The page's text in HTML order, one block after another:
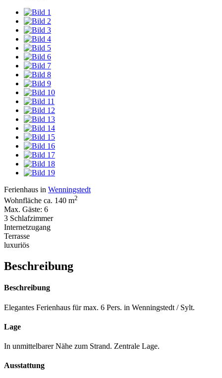
Ferienhaus in Wenningstedt
Wohnfläche ca. 140 m2
Max. Gäste: 6
3 Schlafzimmer
Internetzugang
Terrasse
luxuriös
Beschreibung
Beschreibung
Elegantes Ferienhaus für max. 6 Pers. in Wenningstedt / Sylt.
Lage
In unmittelbarer Nähe zum Strand. Zentrale Lage.
Ausstattung